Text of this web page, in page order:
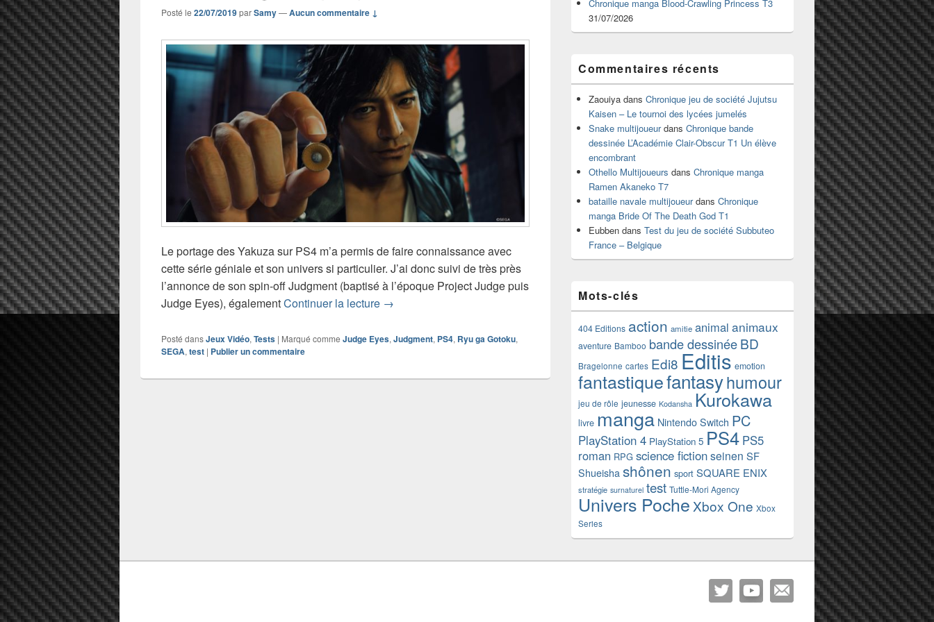
Posté le 22/07/2019parSamy—Aucun commentaire ↓
Le portage des Yakuza sur PS4 m’a permis de faire connaissance avec
cette série géniale et son univers si particulier. J’ai donc suivi de très près
l’annonce de son spin-off Judgment (baptisé à l’époque Project Judge puis
Judge Eyes), égalementContinuer la lecture Test de Judgment (PS4)
→
Posté dansJeux Vidéo, Tests | Marqué comme Judge Eyes, Judgment, PS4, Ryu ga Gotoku,
SEGA, test | Publier un commentaire
Chronique manga Blood-Crawling Princess T3
31/07/2026
Commentaires récents
Zaouiya dans Chronique jeu de société Jujutsu
Kaisen – Le tournoi des lycées jumelés
Snake multijoueurdans Chronique bande
dessinée L’Académie Clair-Obscur T1 Un élève
encombrant
Othello Multijoueurs dans Chronique manga
Ramen Akaneko T7
bataille navale multijoueurdans Chronique
manga Bride Of The Death God T1
Eubben dans Test du jeu de société Subbuteo
France – Belgique
Mots-clés
404 Editions action amitie animal animaux
aventure Bamboo bande dessinéeBD
Bragelonne cartes Edi8 Editis emotion
fantastiquefantasyhumour
jeu de rôle jeunesse Kodansha Kurokawa
livre manga Nintendo Switch PC
PlayStation 4 PlayStation 5 PS4 PS5
roman RPG science fictionseinen SF
Shueisha shônen sport SQUARE ENIX
stratégie surnaturel test Tuttle-Mori Agency
Univers Poche Xbox One Xbox
Series